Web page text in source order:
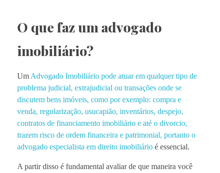
O que faz um advogado
imobiliário?
Um Advogado Imobiliário pode atuar em qualquer tipo de
problema judicial, extrajudicial ou transações onde se
discutem bens imóveis, como por exemplo: compra e
venda, regularização, usucapião, inventários, despejo,
contratos de financiamento imobiliário e até o divorcio,
trazem risco de ordem financeira e patrimonial, portanto o
advogado especialista em direito imobiliário é essencial.
A partir disso é fundamental avaliar de que maneira você